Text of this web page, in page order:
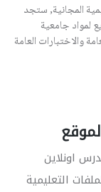
المجانية, ستجد
لمواد جامعية
والاختبارات العامة
اونلاين
التعليمية